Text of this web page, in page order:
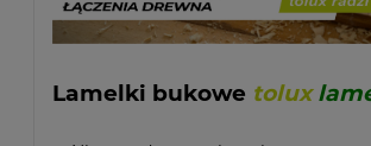
Lamelki bukowe tolux